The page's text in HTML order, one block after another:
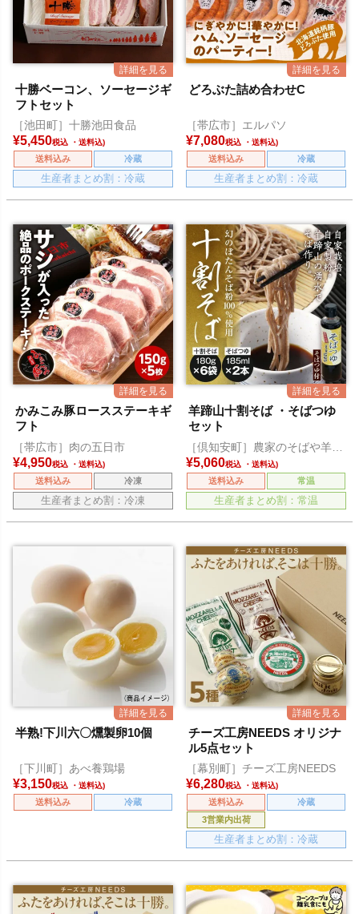
十勝ベーコン、ソーセージギ
フトセット
［池田町］十勝池田食品
¥5,450税込
送料込み 冷蔵
生産者まとめ割：冷蔵
どろぶた詰め合わせC
［帯広市］エルパソ
¥7,080税込
送料込み 冷蔵
生産者まとめ割：冷蔵
かみこみ豚ロースステーキギ
フト
［帯広市］肉の五日市
¥4,950税込
送料込み 冷凍
生産者まとめ割：冷凍
羊蹄山十割そば ・そばつゆ
セット
［倶知安町］農家のそばや羊蹄
山
¥5,060税込
送料込み 常温
生産者まとめ割：常温
半熟!下川六〇燻製卵10個
［下川町］あべ養鶏場
¥3,150税込
送料込み 冷蔵
チーズ工房NEEDS オリジナ
ル5点セット
［幕別町］チーズ工房NEEDS
¥6,280税込
送料込み
冷蔵
3営業内出荷
生産者まとめ割：冷蔵